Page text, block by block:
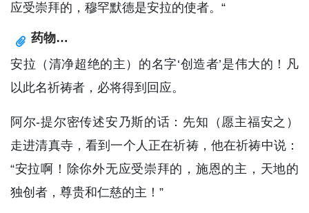
应受崇拜的，穆罕默德是安拉的使者。“
药物…
安拉（清净超绝的主）的名字‘创造者’是伟大的！凡
以此名祈祷者，必将得到回应。
阿尔-提尔密传述安乃斯的话：先知（愿主福安之）
走进清真寺，看到一个人正在祈祷，他在祈祷中说：
“安拉啊！除你外无应受崇拜的，施恩的主，天地的
独创者，尊贵和仁慈的主！”